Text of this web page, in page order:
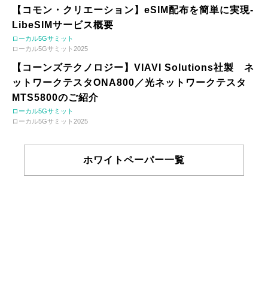
【コモン・クリエーション】eSIM配布を簡単に実現-
LibeSIMサービス概要
ローカル5Gサミット
ローカル5Gサミット2025
【コーンズテクノロジー】VIAVI Solutions社製 ネ
ットワークテスタONA800／光ネットワークテスタ
MTS5800のご紹介
ローカル5Gサミット
ローカル5Gサミット2025
ホワイトペーパー一覧